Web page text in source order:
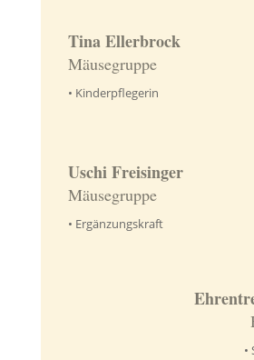
Tina Ellerbrock
Mäusegruppe
• Kinderpflegerin
Uschi Freisinger
Mäusegruppe
• Ergänzungskraft
•